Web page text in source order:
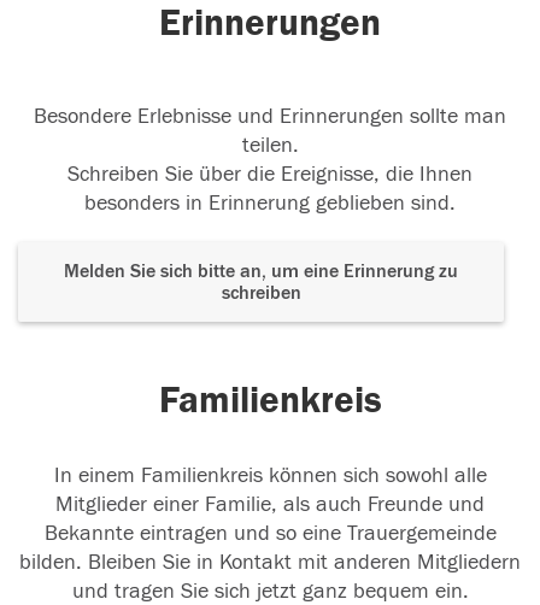
Erinnerungen
Besondere Erlebnisse und Erinnerungen sollte man
teilen.
Schreiben Sie über die Ereignisse, die Ihnen
besonders in Erinnerung geblieben sind.
Melden Sie sich bitte an, um eine Erinnerung zu
schreiben
Familienkreis
In einem Familienkreis können sich sowohl alle
Mitglieder einer Familie, als auch Freunde und
Bekannte eintragen und so eine Trauergemeinde
bilden. Bleiben Sie in Kontakt mit anderen Mitgliedern
und tragen Sie sich jetzt ganz bequem ein.